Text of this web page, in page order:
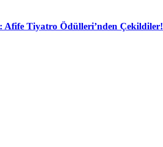
Tiyatro Ödülleri’nden Çekildiler!